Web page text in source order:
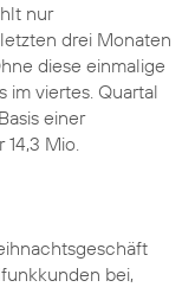
nur
drei Monaten
diese einmalige
im viertes. Quartal
einer
Mio.
bei,